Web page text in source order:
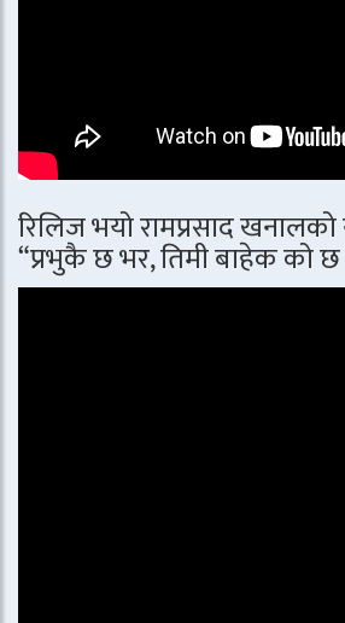
रिलिज भयो रामप्रसाद
“प्रभुकै छ भर, तिमी बाहेक को छ